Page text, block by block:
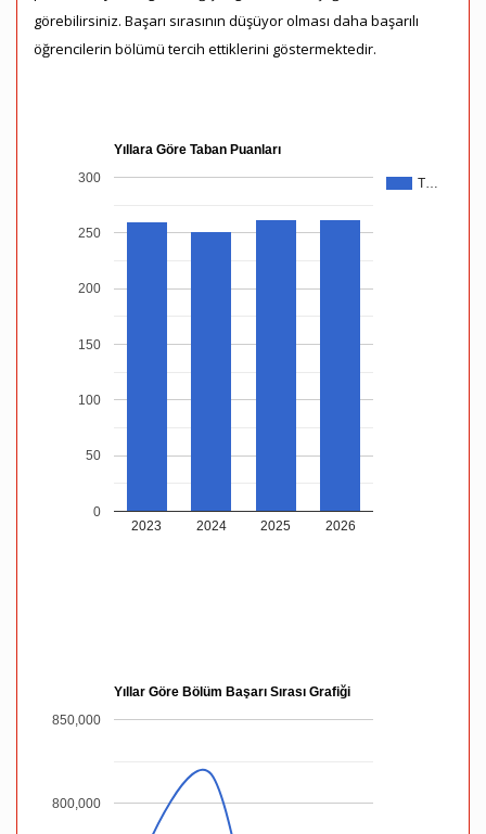
görebilirsiniz. Başarı sırasının düşüyor olması daha başarılı
öğrencilerin bölümü tercih ettiklerini göstermektedir.
Yıllara Göre Taban Puanları
T…
2023 2024 2025 2026
0
50
100
150
200
250
300
Yıllar Göre Bölüm Başarı Sırası Grafiği
800,000
850,000